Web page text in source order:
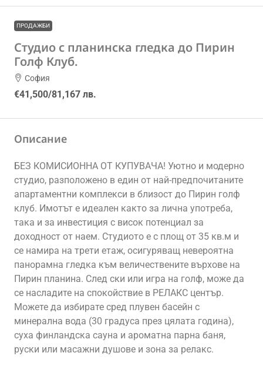
ПРОДАЖБИ
Студио с планинска гледка до Пирин
Голф Клуб.
София
€41,500/81,167 лв.
Описание
БЕЗ КОМИСИОННА ОТ КУПУВАЧА! Уютно и модерно
студио, разположено в един от най-предпочитаните
апартаментни комплекси в близост до Пирин голф
клуб. Имотът е идеален както за лична употреба,
така и за инвестиция с висок потенциал за
доходност от наем. Студиото е с площ от 35 кв.м и
се намира на трети етаж, осигуряващ невероятна
панорамна гледка към величествените върхове на
Пирин планина. След ски или игра на голф, може да
се насладите на спокойствие в РЕЛАКС център.
Можете да избирате сред плувен басейн с
минерална вода (30 градуса през цялата година),
суха финландска сауна и ароматна парна баня,
руски или масажни душове и зона за релакс.